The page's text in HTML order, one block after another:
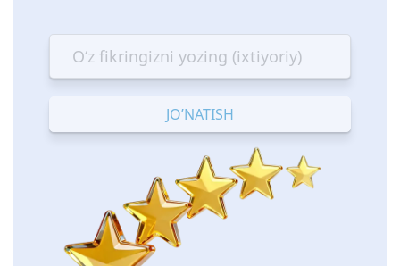
star
Terrible
stars
—
Bad
stars
—
OK
stars
—
Good
stars
—
Excellent